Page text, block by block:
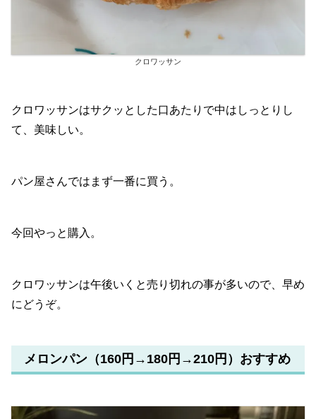
クロワッサン
クロワッサンはサクッとした口あたりで中はしっとりし
て、美味しい。
パン屋さんではまず一番に買う。
今回やっと購入。
クロワッサンは午後いくと売り切れの事が多いので、早め
にどうぞ。
メロンパン（160円→180円→210円）おすすめ